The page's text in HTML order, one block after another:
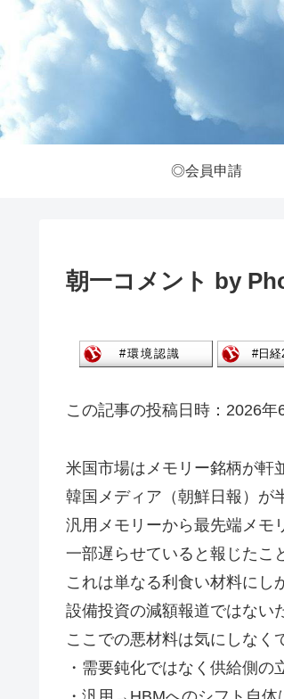
◎会員申請
朝一コメント by
この記事の投稿日時：2026年
米国市場はメモリー銘柄が軒
韓国メディア（朝鮮日報）が
汎用メモリーから最先端メモ
一部遅らせていると報じたこ
これは単なる利食い材料にし
設備投資の減額報道ではない
ここでの悪材料は気にしなく
・需要鈍化ではなく供給側の